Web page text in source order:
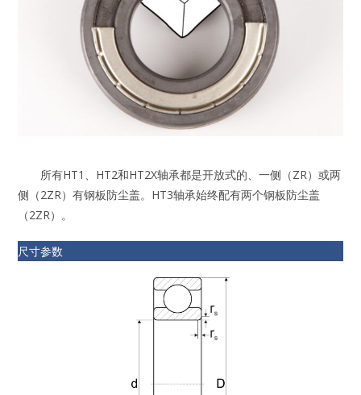
所有HT1、HT2和HT2X轴承都是开放式的、一侧（ZR）或两
侧（2ZR）有钢板防尘盖。HT3轴承始终配有两个钢板防尘盖
（2ZR）。
尺寸参数